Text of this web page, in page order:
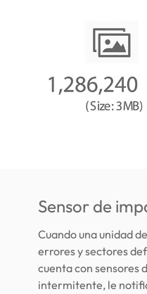
Sensor de
Cuando una unidad
errores y sectores
cuenta con sensores
intermitente, le